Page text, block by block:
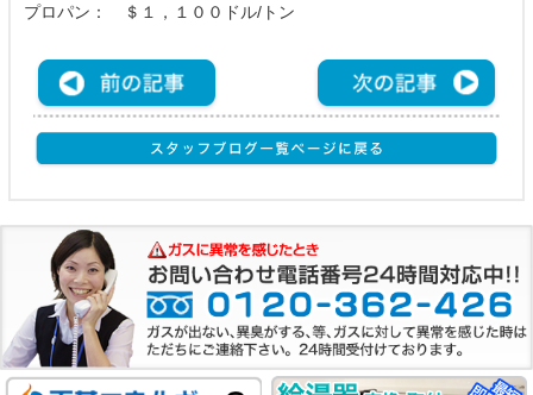
プロパン： ＄１，１００ドル/トン